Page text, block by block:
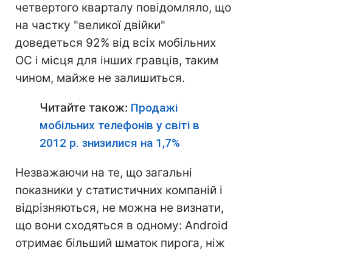
четвертого кварталу повідомляло, що
на частку "великої двійки"
доведеться 92% від всіх мобільних
ОС і місця для інших гравців, таким
чином, майже не залишиться.
Читайте також: Продажі
мобільних телефонів у світі в
2012 р. знизилися на 1,7%
Незважаючи на те, що загальні
показники у статистичних компаній і
відрізняються, не можна не визнати,
що вони сходяться в одному: Android
отримає більший шматок пирога, ніж